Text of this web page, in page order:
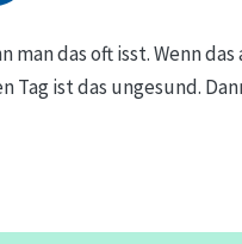
man das oft isst. Wenn
Tag ist das ungesund.